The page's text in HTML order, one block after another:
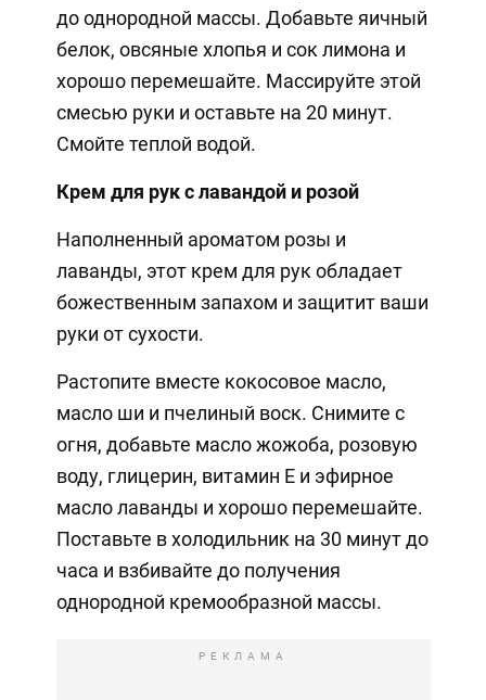
до однородной массы. Добавьте яичный
белок, овсяные хлопья и сок лимона и
хорошо перемешайте. Массируйте этой
смесью руки и оставьте на 20 минут.
Смойте теплой водой.
Крем для рук с лавандой и розой
Наполненный ароматом розы и
лаванды, этот крем для рук обладает
божественным запахом и защитит ваши
руки от сухости.
Растопите вместе кокосовое масло,
масло ши и пчелиный воск. Снимите с
огня, добавьте масло жожоба, розовую
воду, глицерин, витамин Е и эфирное
масло лаванды и хорошо перемешайте.
Поставьте в холодильник на 30 минут до
часа и взбивайте до получения
однородной кремообразной массы.
РЕКЛАМА